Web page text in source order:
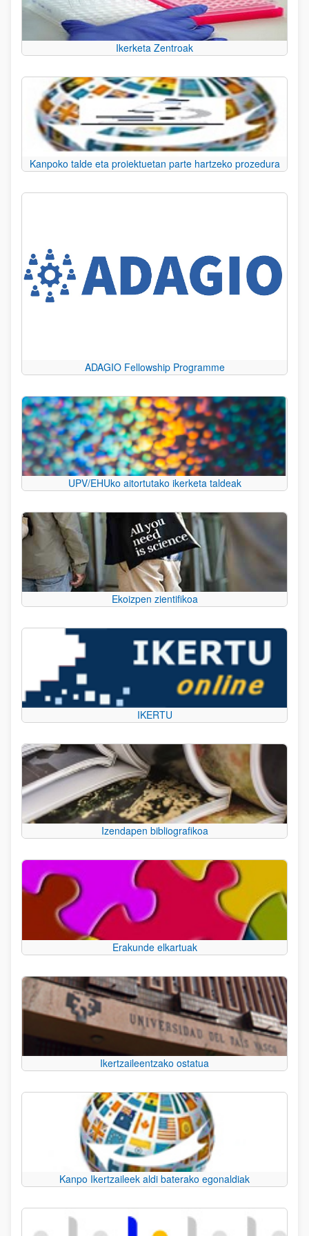
Ikerketa Zentroak
Kanpoko talde eta proiektuetan parte hartzeko prozedura
ADAGIO Fellowship Programme
UPV/EHUko aitortutako ikerketa taldeak
Ekoizpen zientifikoa
IKERTU
Izendapen bibliografikoa
Erakunde elkartuak
Ikertzaileentzako ostatua
Kanpo Ikertzaileek aldi baterako egonaldiak